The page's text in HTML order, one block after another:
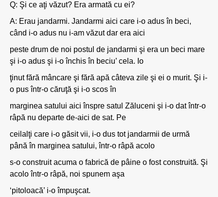
Q: Şi ce aţi văzut? Era armată cu ei?
A: Erau jandarmi. Jandarmi aici care i-o adus în beci,
când i-o adus nu i-am văzut dar era aici
peste drum de noi postul de jandarmi şi era un beci mare
şi i-o adus şi i-o închis în beciu’ cela. Io
ţinut fără mâncare şi fără apă câteva zile şi ei o murit. Şi i-
o pus într-o căruţă şi i-o scos în
marginea satului aici înspre satul Zăluceni şi i-o dat într-o
râpă nu departe de-aici de sat. Pe
ceilalţi care i-o găsit vii, i-o dus tot jandarmii de urmă
până în marginea satului, într-o râpă acolo
s-o construit acuma o fabrică de pâine o fost construită. Şi
acolo într-o râpă, noi spunem aşa
‘pitoloacă’ i-o împuşcat.